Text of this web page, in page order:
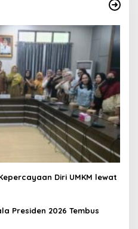
Diri UMKM lewat
Presiden 2026 Tembus